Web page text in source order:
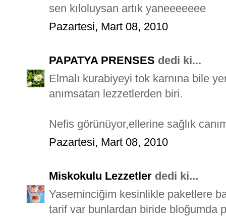
sen kıloluysan artık yaneeeeeee
Pazartesi, Mart 08, 2010
PAPATYA PRENSES dedi ki...
Elmalı kurabiyeyi tok karnına bile
anımsatan lezzetlerden biri.
Nefis görünüyor,ellerine sağlık
Pazartesi, Mart 08, 2010
Miskokulu Lezzetler dedi ki...
Yaseminciğim kesinlikle paketlere
tarif var bunlardan biride bloğumda